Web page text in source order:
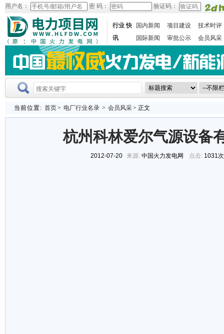
用户名： 密 码： 验证码：
行业 快
讯
国内新闻 项目建设
技术时评
国际新闻
审批公示 会员风采
当前位置: 首页> 电厂行业名录 > 会员风采> 正文
杭州科林爱尔气源设备
2012-07-20 来源: 中国火力发电网 点击: 1031